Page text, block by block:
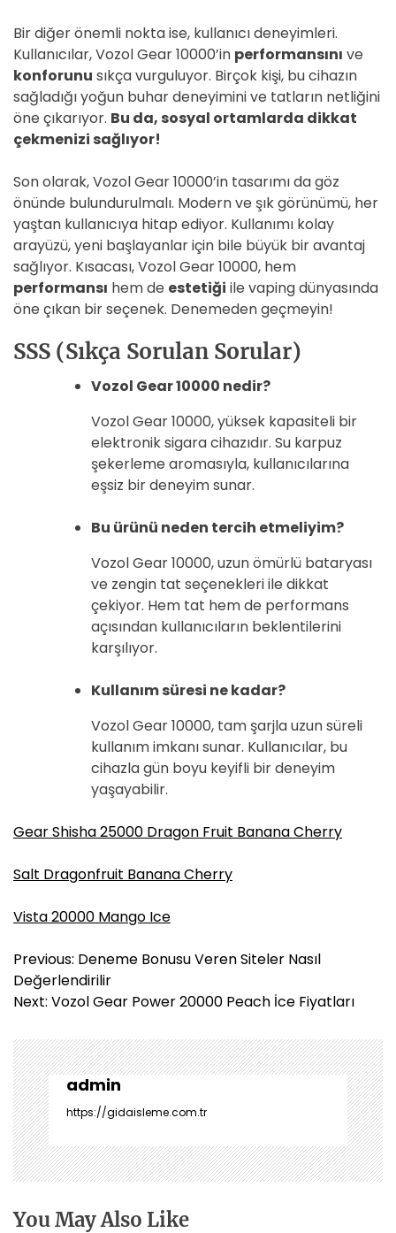
Bir diğer önemli nokta ise, kullanıcı deneyimleri.
Kullanıcılar, Vozol Gear 10000’in performansını ve
konforunu sıkça vurguluyor. Birçok kişi, bu cihazın
sağladığı yoğun buhar deneyimini ve tatların netliğini
öne çıkarıyor. Bu da, sosyal ortamlarda dikkat
çekmenizi sağlıyor!
Son olarak, Vozol Gear 10000’in tasarımı da göz
önünde bulundurulmalı. Modern ve şık görünümü, her
yaştan kullanıcıya hitap ediyor. Kullanımı kolay
arayüzü, yeni başlayanlar için bile büyük bir avantaj
sağlıyor. Kısacası, Vozol Gear 10000, hem
performansı hem de estetiği ile vaping dünyasında
öne çıkan bir seçenek. Denemeden geçmeyin!
SSS (Sıkça Sorulan Sorular)
Vozol Gear 10000 nedir?
Vozol Gear 10000, yüksek kapasiteli bir
elektronik sigara cihazıdır. Su karpuz
şekerleme aromasıyla, kullanıcılarına
eşsiz bir deneyim sunar.
Bu ürünü neden tercih etmeliyim?
Vozol Gear 10000, uzun ömürlü bataryası
ve zengin tat seçenekleri ile dikkat
çekiyor. Hem tat hem de performans
açısından kullanıcıların beklentilerini
karşılıyor.
Kullanım süresi ne kadar?
Vozol Gear 10000, tam şarjla uzun süreli
kullanım imkanı sunar. Kullanıcılar, bu
cihazla gün boyu keyifli bir deneyim
yaşayabilir.
Gear Shisha 25000 Dragon Fruit Banana Cherry
Salt Dragonfruit Banana Cherry
Vista 20000 Mango Ice
Y
a
z
g
e
z
i
n
m
e
i
Previous: Deneme Bonusu Veren Siteler Nasıl
Değerlendirilir
Next: Vozol Gear Power 20000 Peach İce Fiyatları
admin
https://gidaisleme.com.tr
You May Also Like